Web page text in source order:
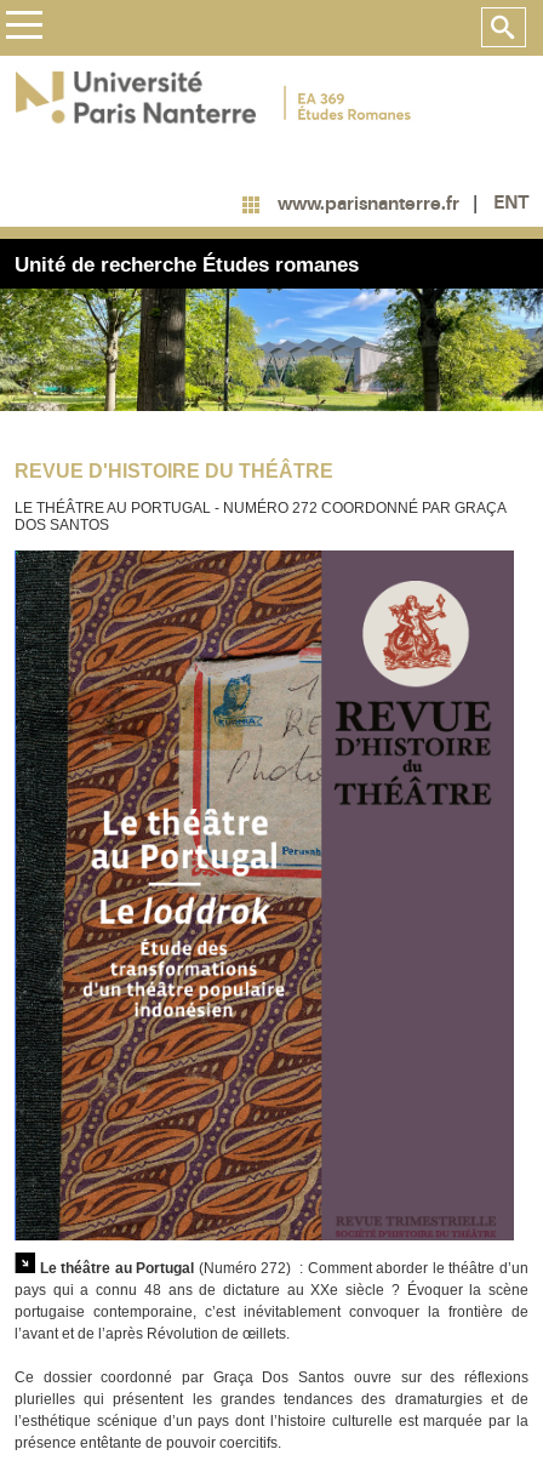
www.parisnanterre.fr ENT
Unité de recherche Études romanes
REVUE D'HISTOIRE DU THÉÂTRE
LE THÉÂTRE AU PORTUGAL - NUMÉRO 272 COORDONNÉ PAR GRAÇA
DOS SANTOS
Le théâtre au Portugal (Numéro 272) : Comment aborder le théâtre d’un
pays qui a connu 48 ans de dictature au XXe siècle ? Évoquer la scène
portugaise contemporaine, c’est inévitablement convoquer la frontière de
l’avant et de l’après Révolution de œillets.
Ce dossier coordonné par Graça Dos Santos ouvre sur des réflexions
plurielles qui présentent les grandes tendances des dramaturgies et de
l’esthétique scénique d’un pays dont l’histoire culturelle est marquée par la
présence entêtante de pouvoir coercitifs.